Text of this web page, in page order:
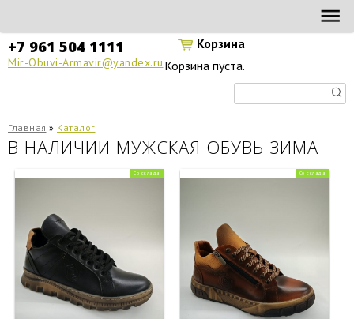
ОБУВИ В
АРМАВИРЕ
Корзина
Корзина пуста.
+7 961 504 1111
Mir-Obuvi-Armavir@yandex.ru
Вы здесь
Главная » Каталог
В НАЛИЧИИ МУЖСКАЯ ОБУВЬ ЗИМА
Со склада Со склада